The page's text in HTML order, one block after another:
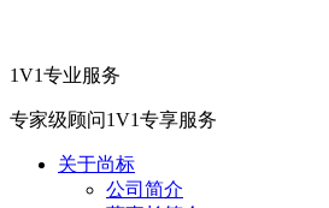
1V1专业服务
专家级顾问1V1专享服务
关于尚标
公司简介